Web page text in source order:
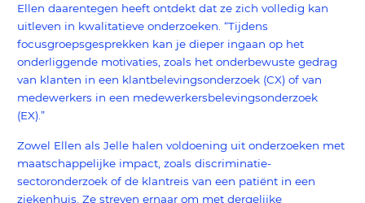
Ellen daarentegen heeft ontdekt dat ze zich volledig kan
uitleven in kwalitatieve onderzoeken. “Tijdens
focusgroepsgesprekken kan je dieper ingaan op het
onderliggende motivaties, zoals het onderbewuste gedrag
van klanten in een klantbelevingsonderzoek (CX) of van
medewerkers in een medewerkersbelevingsonderzoek
(EX).”
Zowel Ellen als Jelle halen voldoening uit onderzoeken met
maatschappelijke impact, zoals discriminatie-
sectoronderzoek of de klantreis van een patiënt in een
ziekenhuis. Ze streven ernaar om met dergelijke